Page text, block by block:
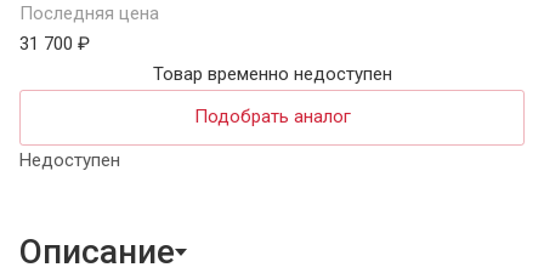
Последняя цена
31 700 ₽
Товар временно недоступен
Подобрать аналог
Недоступен
Описание